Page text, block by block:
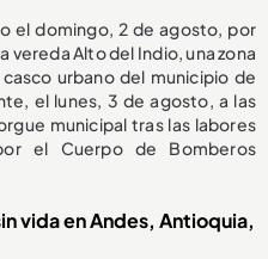
el domingo, 2 de agosto, por
vereda Alto del Indio, una zona
urbano del municipio de
el lunes, 3 de agosto, a las
municipal tras las labores
el Cuerpo de Bomberos
vida en Andes, Antioquia,